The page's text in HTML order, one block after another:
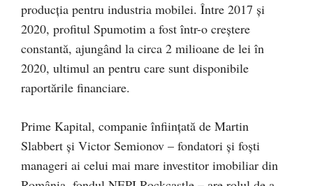
producția pentru industria mobilei. Între 2017 și
2020, profitul Spumotim a fost într-o creștere
constantă, ajungând la circa 2 milioane de lei în
2020, ultimul an pentru care sunt disponibile
raportările financiare.
Prime Kapital, companie înființată de Martin
Slabbert și Victor Semionov – fondatori și foști
manageri ai celui mai mare investitor imobiliar din